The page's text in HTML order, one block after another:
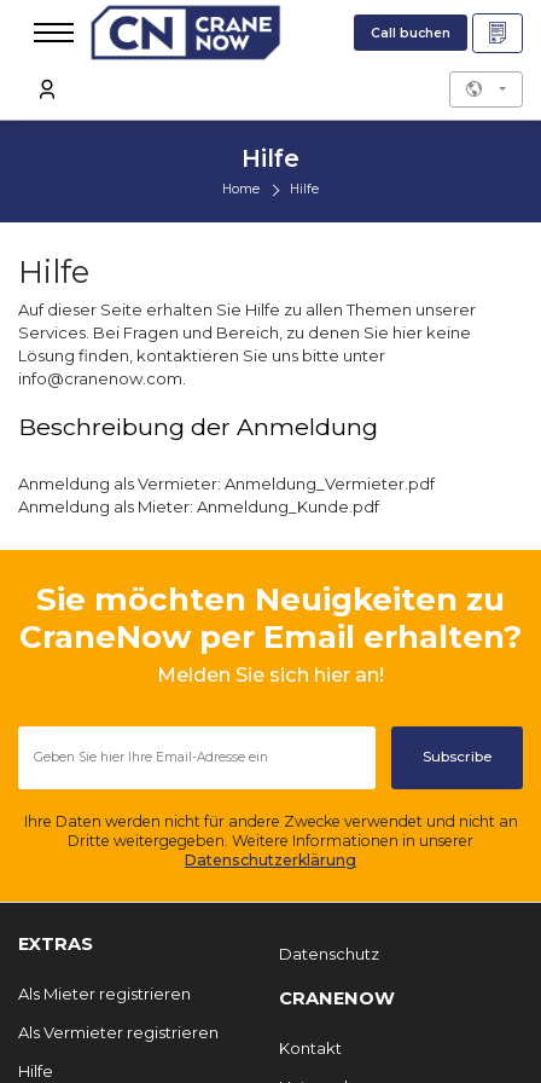
Call buchen
Hilfe
Home Hilfe
Hilfe
Auf dieser Seite erhalten Sie Hilfe zu allen Themen unserer
Services. Bei Fragen und Bereich, zu denen Sie hier keine
Lösung finden, kontaktieren Sie uns bitte unter
info@cranenow.com.
Beschreibung der Anmeldung
Anmeldung als Vermieter: Anmeldung_Vermieter.pdf
Anmeldung als Mieter: Anmeldung_Kunde.pdf
Sie möchten Neuigkeiten zu
CraneNow per Email erhalten?
Melden Sie sich hier an!
Ihre Daten werden nicht für andere Zwecke verwendet und nicht an
Dritte weitergegeben. Weitere Informationen in unserer
Datenschutzerklärung
EXTRAS
Als Mieter registrieren
Als Vermieter registrieren
Hilfe
Datenschutz
CRANENOW
Kontakt